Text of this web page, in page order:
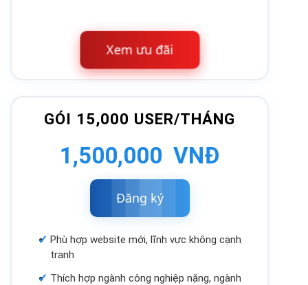
Xem ưu đãi
GÓI 15,000 USER/THÁNG
1,500,000 VNĐ
Đăng ký
Phù hợp website mới, lĩnh vực không cạnh
tranh
Thích hợp ngành công nghiệp nặng, ngành